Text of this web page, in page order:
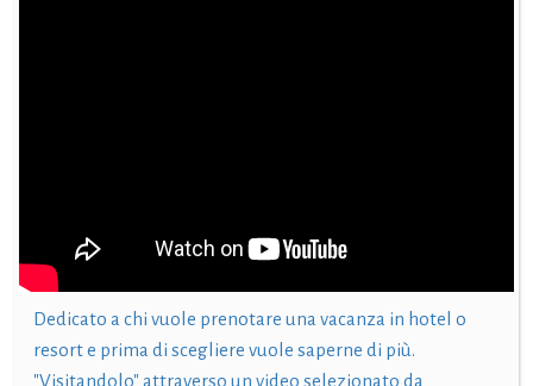
Dedicato a chi vuole prenotare una vacanza in hotel o
resort e prima di scegliere vuole saperne di più.
"Visitandolo" attraverso un video selezionato da